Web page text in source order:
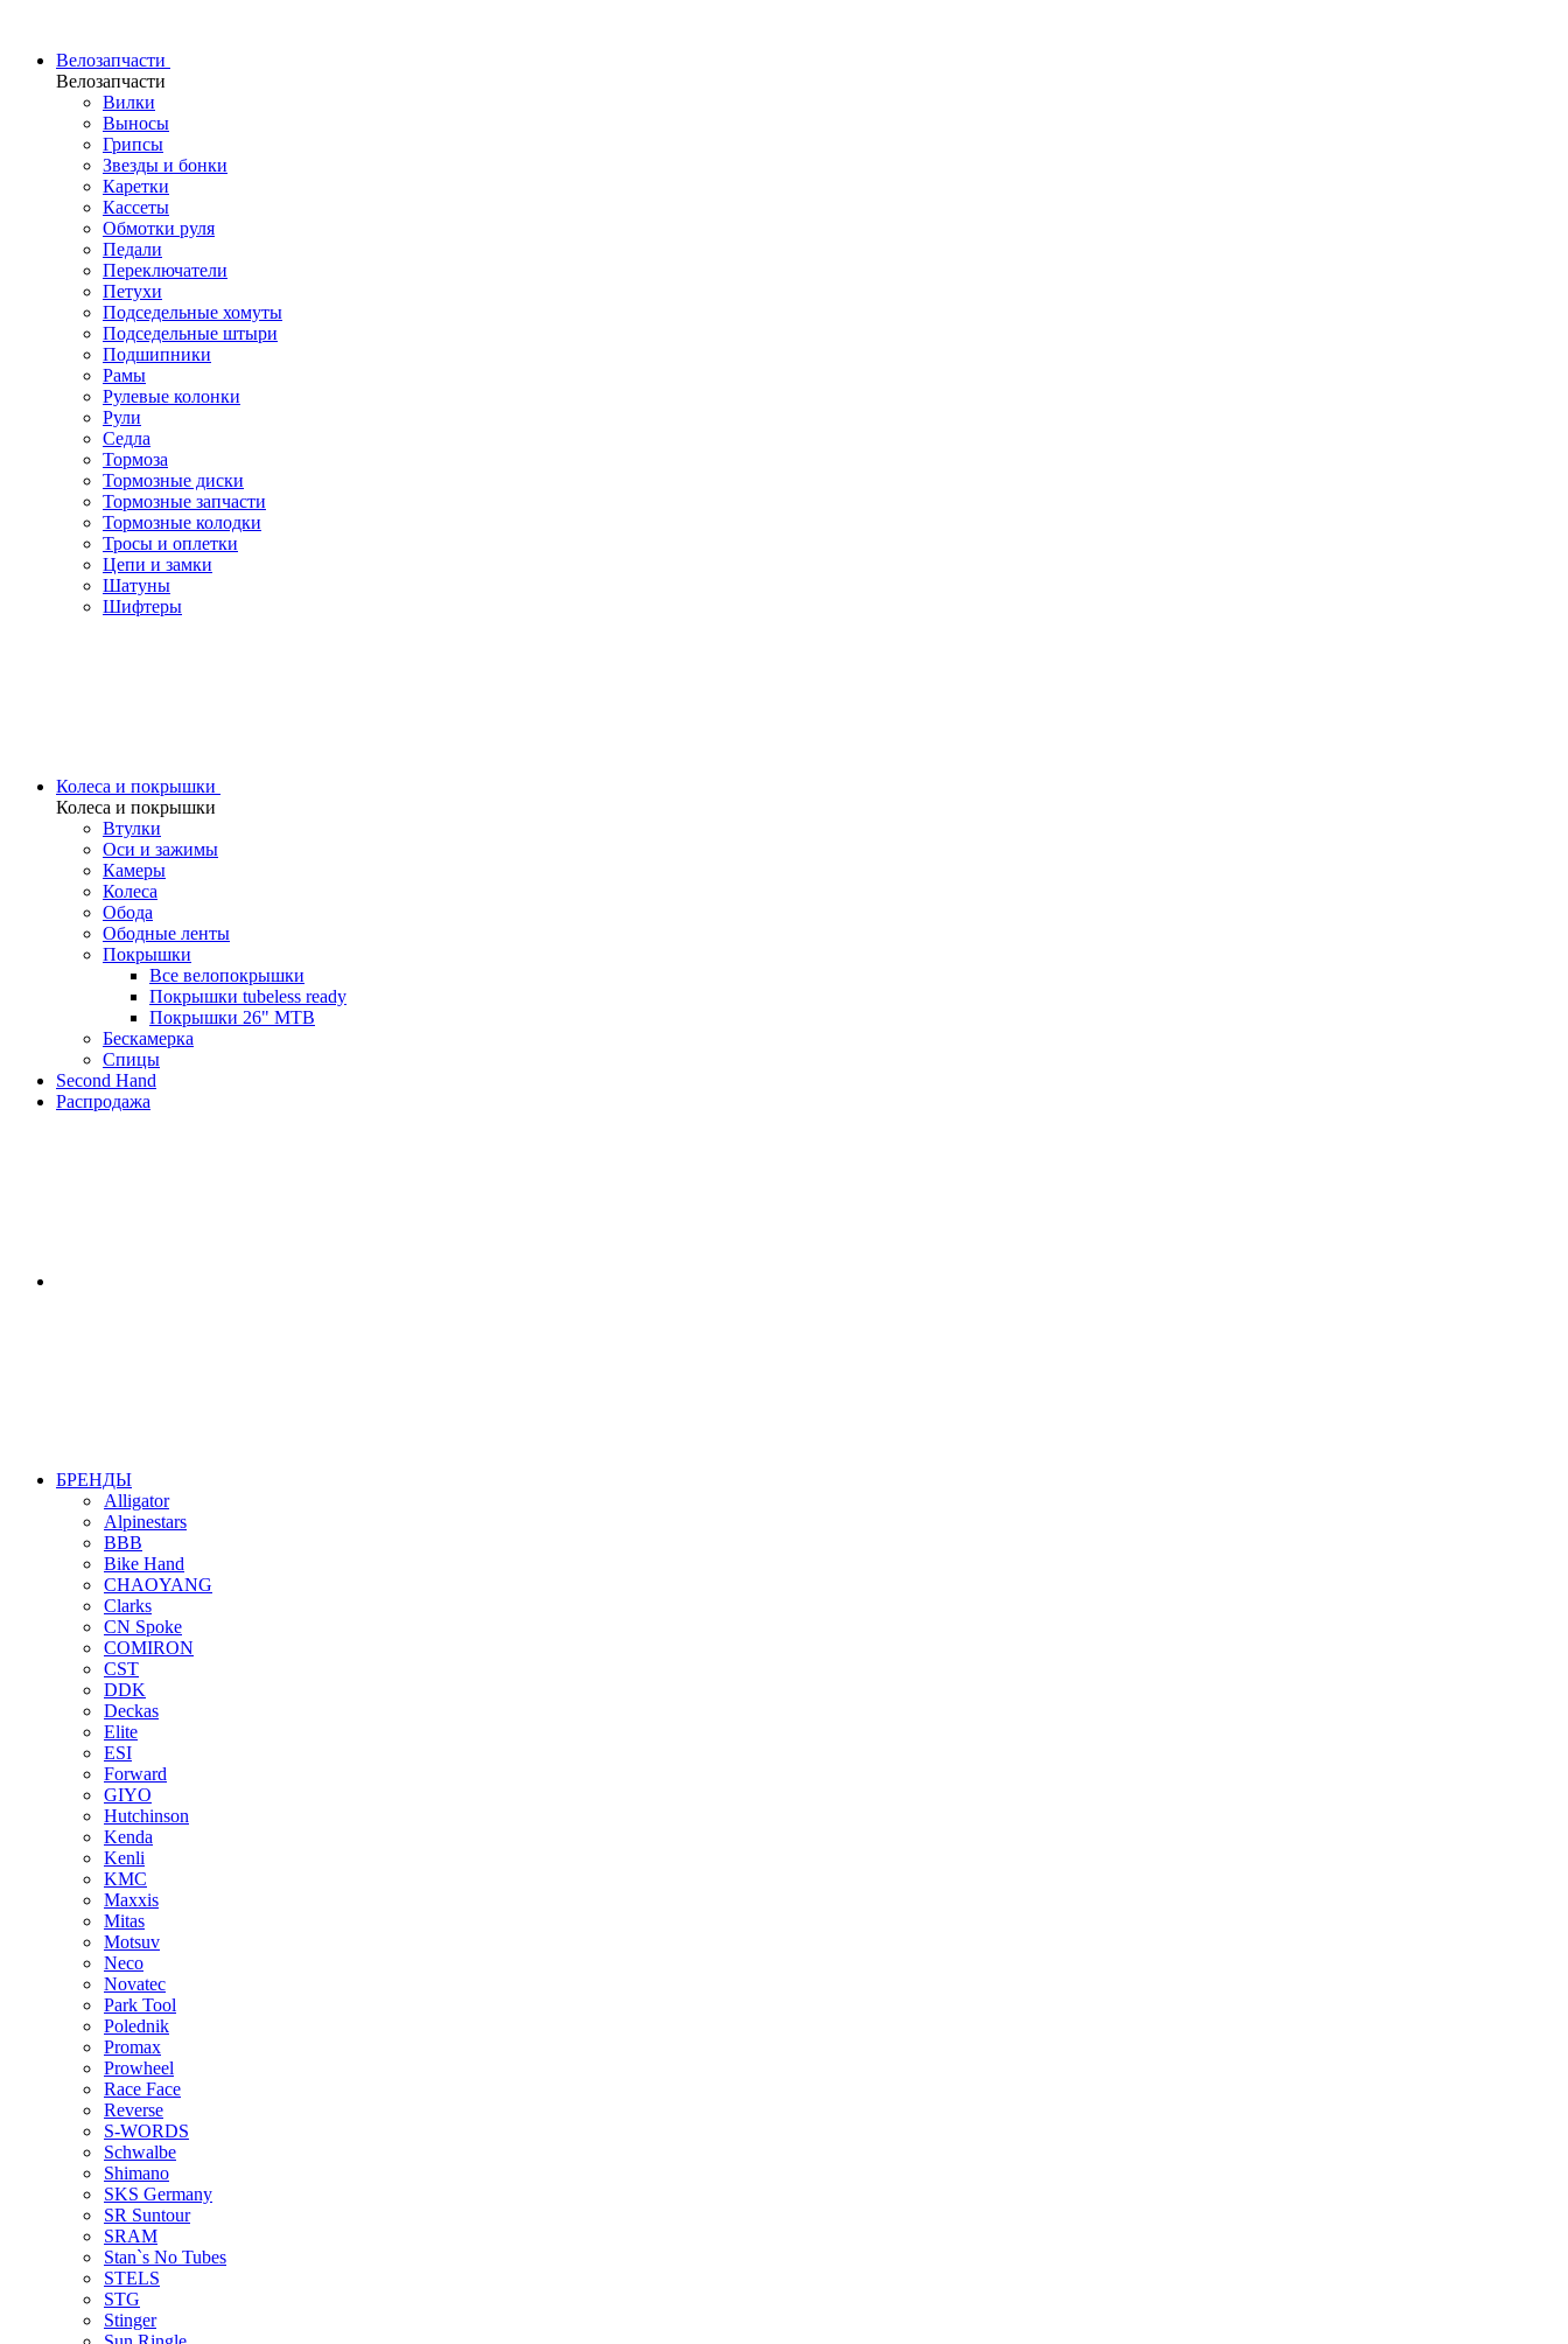
Велозапчасти
Велозапчасти
Вилки
Выносы
Грипсы
Звезды и бонки
Каретки
Кассеты
Обмотки руля
Педали
Переключатели
Петухи
Подседельные хомуты
Подседельные штыри
Подшипники
Рамы
Рулевые колонки
Рули
Седла
Тормоза
Тормозные диски
Тормозные запчасти
Тормозные колодки
Тросы и оплетки
Цепи и замки
Шатуны
Шифтеры
Колеса и покрышки
Колеса и покрышки
Втулки
Оси и зажимы
Камеры
Колeса
Обода
Ободные ленты
Покрышки
Все велопокрышки
Покрышки tubeless ready
Покрышки 26" MTB
Бескамерка
Спицы
Second Hand
Распродажа
БРЕНДЫ
Alligator
Alpinestars
BBB
Bike Hand
CHAOYANG
Clarks
CN Spoke
COMIRON
CST
DDK
Deckas
Elite
ESI
Forward
GIYO
Hutchinson
Kenda
Kenli
KMC
Maxxis
Mitas
Motsuv
Neco
Novatec
Park Tool
Polednik
Promax
Prowheel
Race Face
Reverse
S-WORDS
Schwalbe
Shimano
SKS Germany
SR Suntour
SRAM
Stan`s No Tubes
STELS
STG
Stinger